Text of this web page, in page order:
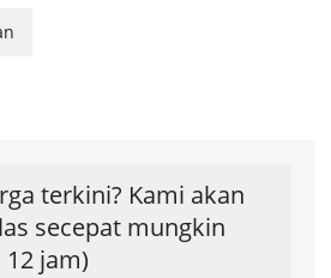
terkini? Kami akan
secepat mungkin
jam)